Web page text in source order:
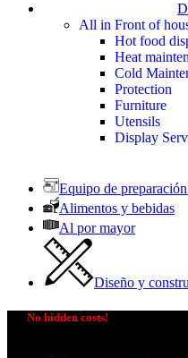
All in Front of
Hot food
Heat
Cold
Protection
Furniture
Utensils
Display
Equipo de
Alimentos y bebidas
Al por mayor
Diseño y
No hidden costs!